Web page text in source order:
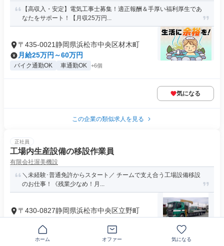
【高収入・安定】電気工事士募集！適正報酬＆手厚い福利厚生であ
なたをサポート！【月収25万円...
〒435-0021静岡県浜松市中央区材木町
月給25万円～60万円
バイク通勤OK 車通勤OK +6個
気になる
この企業の類似求人を見る
正社員
工場内生産設備の移設作業員
有限会社渥美機設
＼未経験･普通免許からスタート／ チームで支え合う工場設備移設
のお仕事！《残業少なめ！月...
〒430-0827静岡県浜松市中央区立野町
資格 59歳以下 (例外事由1号:定年60歳) 普通自動車運転免許
(必須) 学歴不問 ...
ホーム オファー 気になる